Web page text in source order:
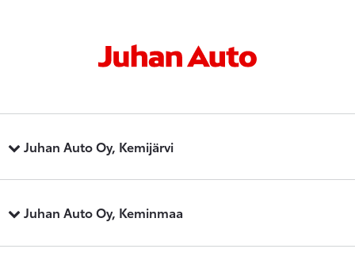
Juhan Auto Oy, Kemijärvi
Juhan Auto Oy, Keminmaa